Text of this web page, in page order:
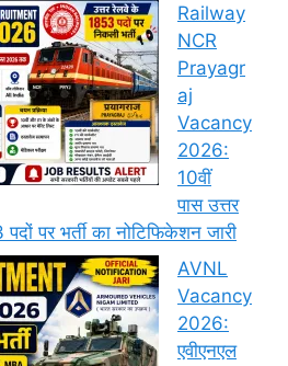
Railway
NCR
Prayagr
aj
Vacancy
2026:
10वीं
पास उत्तर
पर भर्ती का नोटिफिकेशन जारी
AVNL
Vacancy
2026:
एवीएनएल